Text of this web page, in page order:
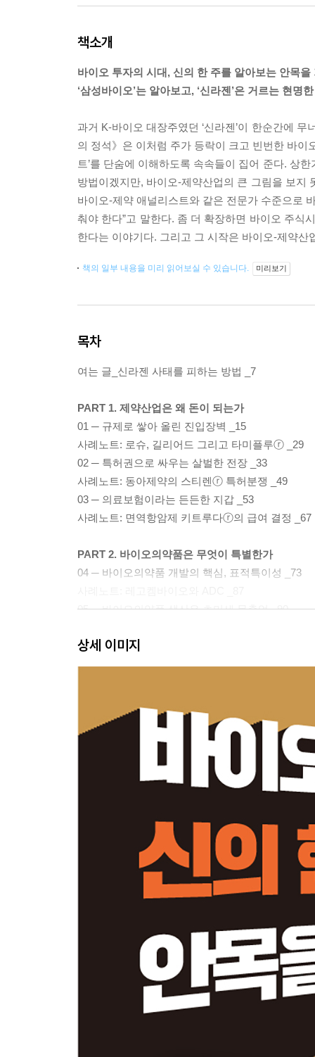
책소개
바이오 투자의 시대, 신의 한 주를 알아보는 안목을
‘삼성바이오’는 알아보고, ‘신라젠’은 거르는 현명
과거 K-바이오 대장주였던 ‘신라젠’이 한순간에
의 정석》은 이처럼 주가 등락이 크고 빈번한 바이
트’를 단숨에 이해하도록 속속들이 집어 준다. 상
방법이겠지만, 바이오-제약산업의 큰 그림을 보지
바이오-제약 애널리스트와 같은 전문가 수준으로
춰야 한다”고 말한다. 좀 더 확장하면 바이오 주식
한다는 이야기다. 그리고 그 시작은 바이오-제약산
책의 일부 내용을 미리 읽어보실 수 있습니다. 미리보기
목차
여는 글_신라젠 사태를 피하는 방법 _7
PART 1. 제약산업은 왜 돈이 되는가
01 ─ 규제로 쌓아 올린 진입장벽 _15
사례노트: 로슈, 길리어드 그리고 타미플루ⓡ _29
02 ─ 특허권으로 싸우는 살벌한 전장 _33
사례노트: 동아제약의 스티렌ⓡ 특허분쟁 _49
03 ─ 의료보험이라는 든든한 지갑 _53
사례노트: 면역항암제 키트루다ⓡ의 급여 결정 _67
PART 2. 바이오의약품은 무엇이 특별한가
04 ─ 바이오의약품 개발의 핵심, 표적특이성 _73
05 ─ 바이오의약품 생산은 초미세 목축업 _90
06 ─ 바이오의약품의 한계와 미래 _109
사례노트: mRNA 전달과 트렌슬레이트 바이오
07 ─ 초기 개발 단계의 기술이전 계약 전략_127
사례노트: 비임상시험과 써모 피셔 사이언티픽
08 ─ 후기 개발 단계의 기술이전 계약 전략_143
사례노트: 임상시험 수탁기관 CRO와 아이큐비아
09 ─ 개발 이후: 허가, 생산 그리고 판매_158
PART 4. 신약개발사는 얼마나 돈을 버는가
10 ─ 환자 규모가 절대 수익을 결정한다 _177
사례노트: 암 조기진단과 이그젝트 사이언스 _190
11 ─ 신약이 항상 유리하지는 않다 _193
12 ─ 약이 아닌 기술을 파는 플랫폼 기업_210
닫는 글_신라젠 사태 해부하기 _222
상세 이미지